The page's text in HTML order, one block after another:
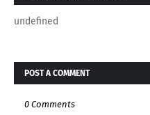
undefined
POST A COMMENT
0 Comments